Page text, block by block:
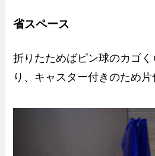
省スペース
折りたためばピン球のカゴ
り、キャスター付きのため片